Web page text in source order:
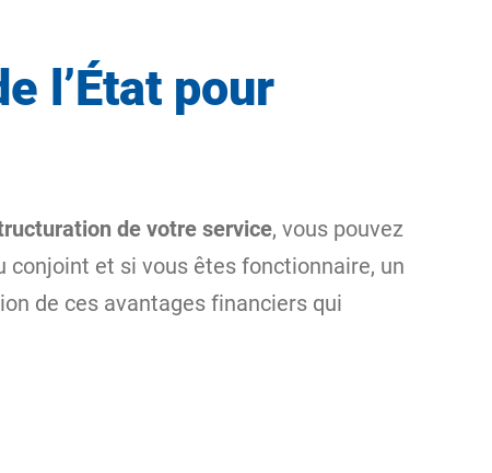
l’État pour
de votre service, vous pouvez
conjoint et si vous êtes fonctionnaire, un
de ces avantages financiers qui